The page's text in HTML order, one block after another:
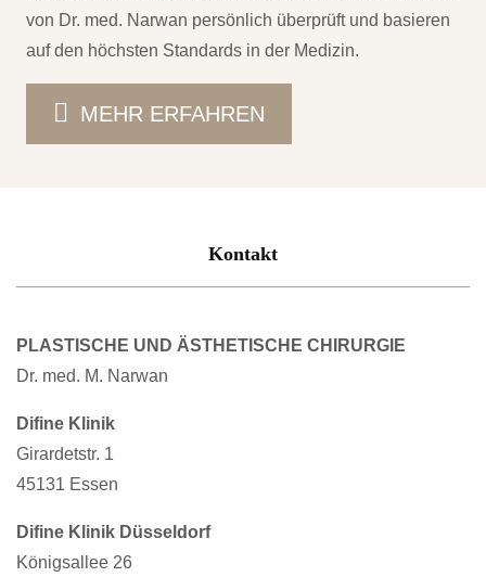
von Dr. med. Narwan persönlich überprüft und basieren
auf den höchsten Standards in der Medizin.
MEHR ERFAHREN
Kontakt
PLASTISCHE UND ÄSTHETISCHE CHIRURGIE
Dr. med. M. Narwan
Difine Klinik
Girardetstr. 1
45131 Essen
Difine Klinik Düsseldorf
Königsallee 26